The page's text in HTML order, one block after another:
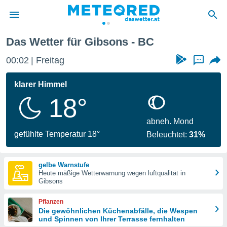
wurde
dass
sind.
diese
Das Wetter für Gibsons - BC
00:02 Freitag ...
klarer Himmel
18°
gefühlte Temperatur 18°
abneh. Mond
Beleuchtet:31%
gelbe Warnstufe
Heute mäßige Wetterwarnung wegen luftqualität in
Gibsons
Pflanzen
Die gewöhnlichen Küchenabfälle, die Wespen
und Spinnen von Ihrer Terrasse fernhalten